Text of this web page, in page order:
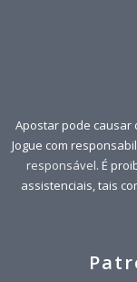
Apostar pode causar
Jogue com
responsável. É
assistenciais, tais